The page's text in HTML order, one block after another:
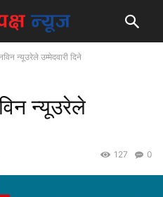
न्यूउरेले उम्मेदवारी दिने
न्यूउरेले
0
127